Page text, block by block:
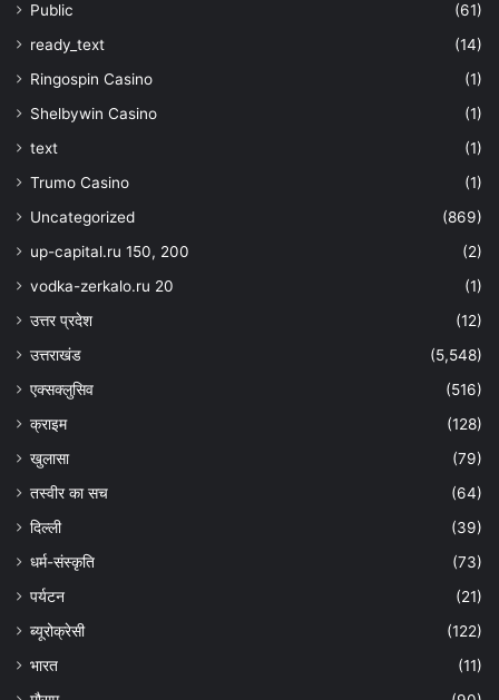
Public
(61)
ready_text
(14)
Ringospin Casino
(1)
Shelbywin Casino
(1)
text
(1)
Trumo Casino
(1)
Uncategorized
(869)
up-capital.ru 150, 200
(2)
vodka-zerkalo.ru 20
(1)
उत्तर प्रदेश
(12)
उत्तराखंड
(5,548)
एक्सक्लुसिव
(516)
क्राइम
(128)
खुलासा
(79)
तस्वीर का सच
(64)
दिल्ली
(39)
धर्म-संस्कृति
(73)
पर्यटन
(21)
ब्यूरोक्रेसी
(122)
भारत
(11)